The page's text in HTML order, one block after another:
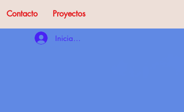
Contacto Proyectos
Iniciar sesión